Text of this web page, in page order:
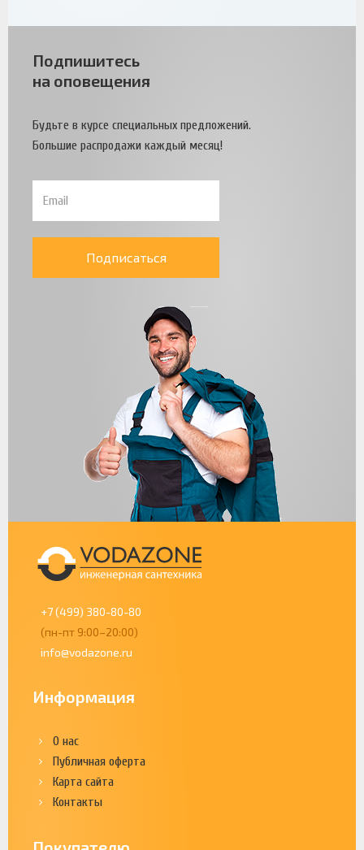
Подпишитесь
на оповещения
Будьте в курсе специальных предложений.
Большие распродажи каждый месяц!
Подписаться
+7 (499) 380-80-80
(пн-пт 9:00–20:00)
info@vodazone.ru
Информация
О нас
Публичная оферта
Карта сайта
Контакты